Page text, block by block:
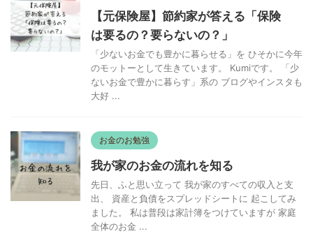
【元保険屋】節約家が答える「保険
は要るの？要らないの？」
「少ないお金でも豊かに暮らせる」を ひそかに今年
のモットーとして生きています。 Kumiです。 「少
ないお金で豊かに暮らす」系の ブログやインスタも
大好 ...
お金のお勉強
我が家のお金の流れを知る
先日、ふと思い立って 我が家のすべての収入と支
出、 資産と負債をスプレッドシートに 起こしてみ
ました。 私は普段は家計簿をつけていますが 家庭
全体のお金 ...